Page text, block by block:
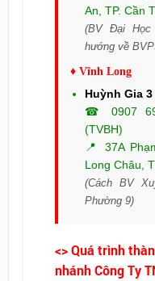
An, TP. Cần
(BV Đại
hướng về
♦ Vĩnh Long
Huỳnh Gia 3
☎ 0907
(TVBH)
📍 37A
Long Châu,
(Cách BV
Phường 9)
<> Quá trình
nhánh Công Ty